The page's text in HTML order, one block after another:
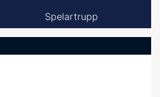
Spelartrupp